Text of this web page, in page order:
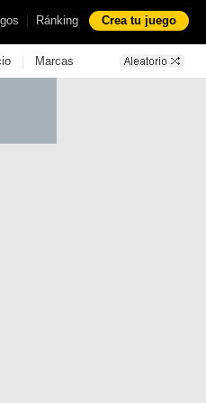
| Ránking Crea tu juego
| Marcas